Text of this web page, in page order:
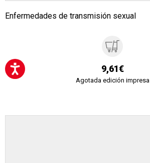
Enfermedades de transmisión sexual
9,61€
Agotada edición impresa